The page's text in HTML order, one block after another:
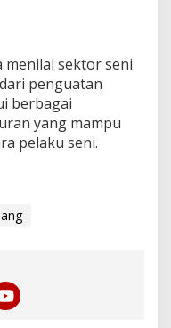
menilai sektor seni
penguatan
berbagai
yang mampu
pelaku seni.